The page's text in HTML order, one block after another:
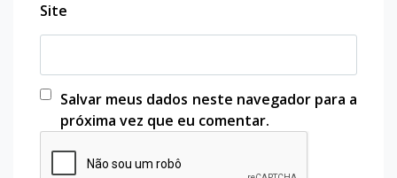
Site
Salvar meus dados neste navegador para a
próxima vez que eu comentar.